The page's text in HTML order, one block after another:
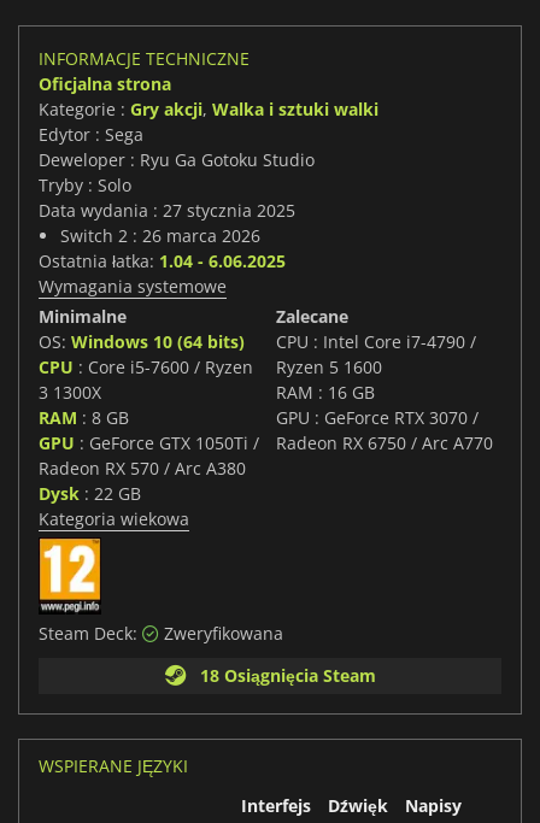
INFORMACJE TECHNICZNE
Oficjalna strona
Kategorie : Gry akcji, Walka i sztuki walki
Edytor : Sega
Deweloper : Ryu Ga Gotoku Studio
Tryby : Solo
Data wydania : 27 stycznia 2025
Switch 2 : 26 marca 2026
Ostatnia łatka: 1.04 - 6.06.2025
Wymagania systemowe
Minimalne
OS: Windows 10 (64 bits)
CPU : Core i5-7600 / Ryzen
3 1300X
RAM : 8 GB
GPU : GeForce GTX 1050Ti /
Radeon RX 570 / Arc A380
Dysk : 22 GB
Zalecane
CPU : Intel Core i7-4790 /
Ryzen 5 1600
RAM : 16 GB
GPU : GeForce RTX 3070 /
Radeon RX 6750 / Arc A770
Kategoria wiekowa
Steam Deck:
Zweryfikowana
18 Osiągnięcia Steam
WSPIERANE JĘZYKI
Interfejs
Dźwięk
Napisy